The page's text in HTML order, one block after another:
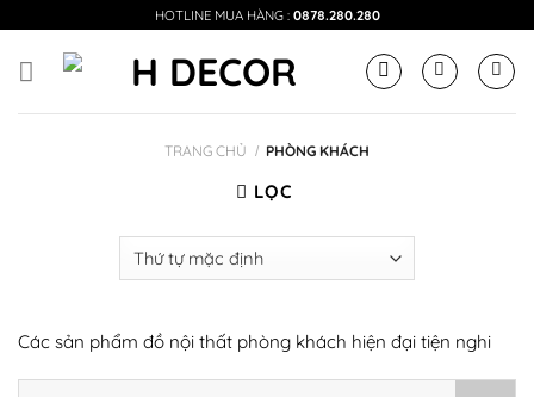
content
HOTLINE MUA HÀNG : 0878.280.280
TRANG CHỦ / PHÒNG KHÁCH
LỌC
Các sản phẩm đồ nội thất phòng khách hiện đại tiện nghi